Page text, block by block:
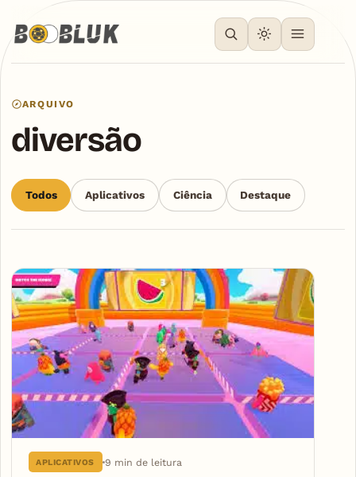
ARQUIVO
diversão
Todos Aplicativos Ciência Destaque
Articles
APLICATIVOS 9 min de leitura